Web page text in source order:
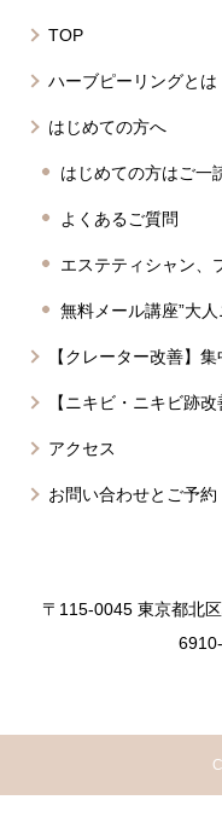
TOP
ハーブピーリングとは
はじめての方へ
はじめての方はご一
よくあるご質問
エステティシャン、
無料メール講座”大
【クレーター改善】
【ニキビ・ニキビ跡
アクセス
お問い合わせとご予約
〒115-0045 東京都北